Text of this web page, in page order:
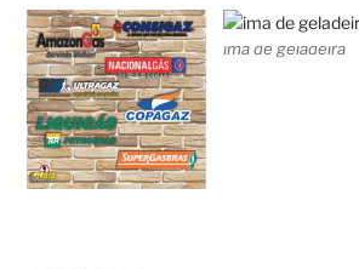
ima de geladeira